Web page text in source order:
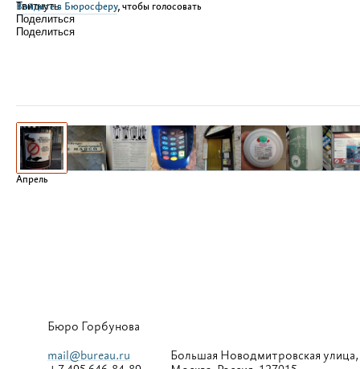
Войдите в Бюросферу, чтобы голосовать
Твитнуть
Поделиться
Поделиться
Апрель
Бюро Горбунова
mail@bureau.ru
Большая Новодмитровская улица,